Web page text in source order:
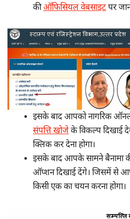
कीऑफिसियल वेबसाइटपर
इसके बाद आपको नागरिक
संपत्ति खोजेके विकल्प दिखाई
क्लिक कर देना होगा।
इसके बाद आपके सामने बैनामा
ऑप्शन दिखाई देंगे। जिसमें से
किसी एक का चयन करना होगा।